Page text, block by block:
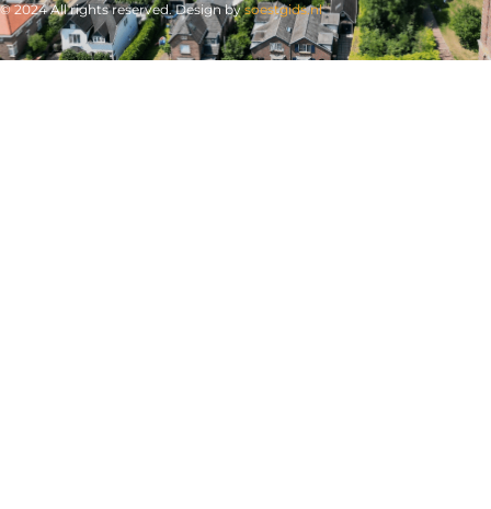
© 2024 All rights reserved. Design bysoestgids.nl